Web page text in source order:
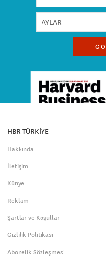
HBR TÜRKİYE
Hakkında
İletişim
Künye
Reklam
Şartlar ve Koşullar
Gizlilik Politikası
Abonelik Sözleşmesi